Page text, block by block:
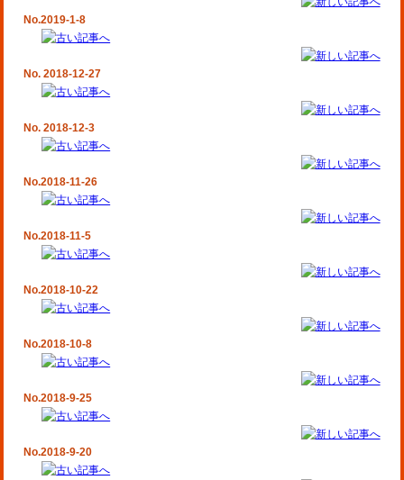
No.2019-1-8
No. 2018-12-27
No. 2018-12-3
No.2018-11-26
No.2018-11-5
No.2018-10-22
No.2018-10-8
No.2018-9-25
No.2018-9-20